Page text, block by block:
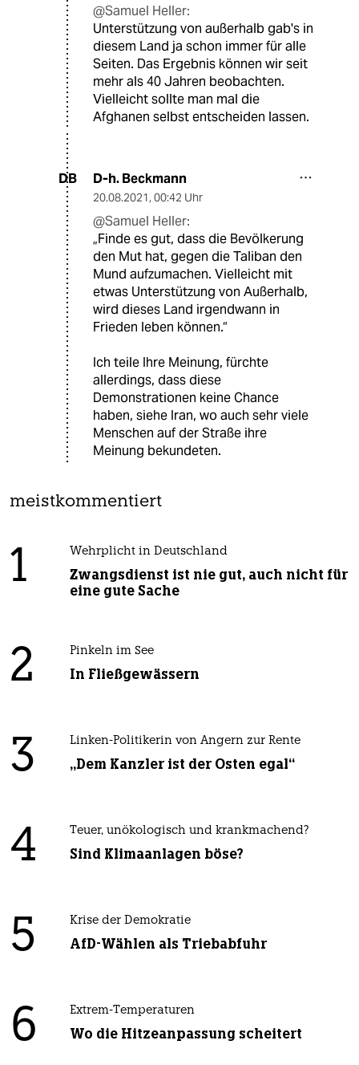
@Samuel Heller:
Unterstützung von außerhalb gab's in
diesem Land ja schon immer für alle
Seiten. Das Ergebnis können wir seit
mehr als 40 Jahren beobachten.
Vielleicht sollte man mal die
Afghanen selbst entscheiden lassen.
DB D-h. Beckmann
20.08.2021, 00:42 Uhr
@Samuel Heller:
„Finde es gut, dass die Bevölkerung
den Mut hat, gegen die Taliban den
Mund aufzumachen. Vielleicht mit
etwas Unterstützung von Außerhalb,
wird dieses Land irgendwann in
Frieden leben können.“
Ich teile Ihre Meinung, fürchte
allerdings, dass diese
Demonstrationen keine Chance
haben, siehe Iran, wo auch sehr viele
Menschen auf der Straße ihre
Meinung bekundeten.
meistkommentiert
1 Wehrplicht in Deutschland
Zwangsdienst ist nie gut, auch nicht für
eine gute Sache
2 Pinkeln im See
In Fließgewässern
3 Linken-Politikerin von Angern zur Rente
„Dem Kanzler ist der Osten egal“
4 Teuer, unökologisch und krankmachend?
Sind Klimaanlagen böse?
5 Krise der Demokratie
AfD-Wählen als Triebabfuhr
6 Extrem-Temperaturen
Wo die Hitzeanpassung scheitert